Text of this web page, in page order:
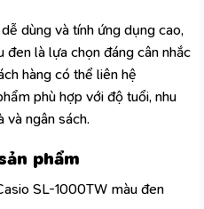
dùng và tính ứng dụng cao,
là lựa chọn đáng cân nhắc
hàng có thể liên hệ
phù hợp với độ tuổi, nhu
và ngân sách.
phẩm
SL-1000TW màu đen